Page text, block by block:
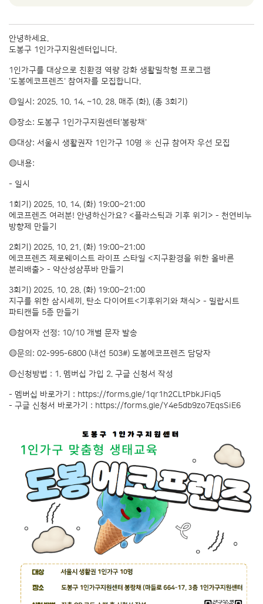
안녕하세요.
도봉구 1인가구지원센터입니다.
1인가구를 대상으로 친환경 역량 강화 생활밀착형 프로그램
'도봉에코프렌즈' 참여자를 모집합니다.
🟡일시: 2025. 10. 14. ~10. 28. 매주 (화), (총 3회기)
🟡장소: 도봉구 1인가구지원센터'봉랑채'
🟡대상: 서울시 생활권자 1인가구 10명 ※ 신규 참여자 우선 모집
🟡내용:
- 일시
1회기) 2025. 10. 14. (화) 19:00~21:00
에코프렌즈 여러분! 안녕하신가요? <플라스틱과 기후 위기> - 천연비누
방향제 만들기
2회기) 2025. 10. 21. (화) 19:00~21:00
에코프렌즈 제로웨이스트 라이프 스타일 <지구환경을 위한 올바른
분리배출> - 약산성샴푸바 만들기
3회기) 2025. 10. 28. (화) 19:00~21:00
지구를 위한 삼시세끼, 탄소 다이어트<기후위기와 채식> - 밀랍시트
파티캔들 5종 만들기
🟡참여자 선정: 10/10 개별 문자 발송
🟡문의: 02-995-6800 (내선 503#) 도봉에코프렌즈 담당자
🟡신청방법 : 1. 멤버십 가입 2. 구글 신청서 작성
- 멤버십 바로가기 : https://forms.gle/1qr1h2CLtPbkJFiq5
- 구글 신청서 바로가기 : https://forms.gle/Y4e5db9zo7EqsSiE6